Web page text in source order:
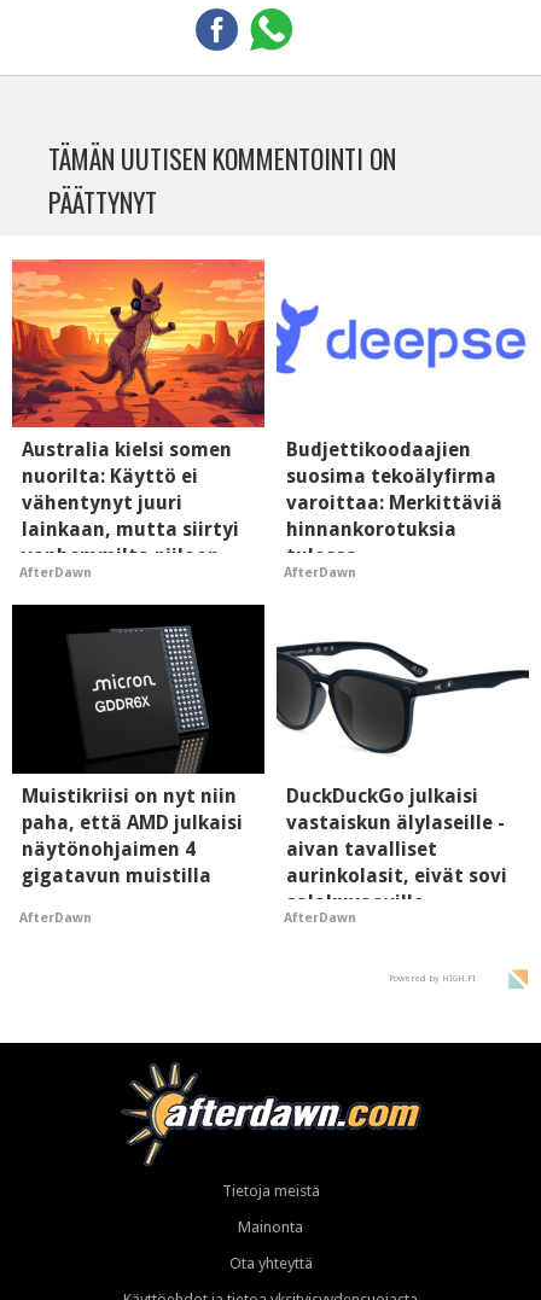
TÄMÄN UUTISEN KOMMENTOINTI ON
PÄÄTTYNYT
Australia kielsi somen
nuorilta: Käyttö ei
vähentynyt juuri
lainkaan, mutta siirtyi
vanhemmilta piiloon
AfterDawn
Budjettikoodaajien
suosima tekoälyfirma
varoittaa: Merkittäviä
hinnankorotuksia
tulossa
AfterDawn
Muistikriisi on nyt niin
paha, että AMD julkaisi
näytönohjaimen 4
gigatavun muistilla
AfterDawn
DuckDuckGo julkaisi
vastaiskun älylaseille -
aivan tavalliset
aurinkolasit, eivät sovi
salakuvaaville
hyypiöille
AfterDawn
Powered by HIGH.FI
Tietoja meistä
Mainonta
Ota yhteyttä